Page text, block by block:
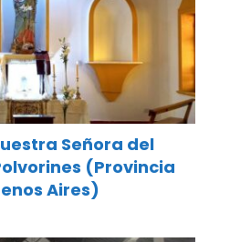
Señora del
(Provincia
Aires)